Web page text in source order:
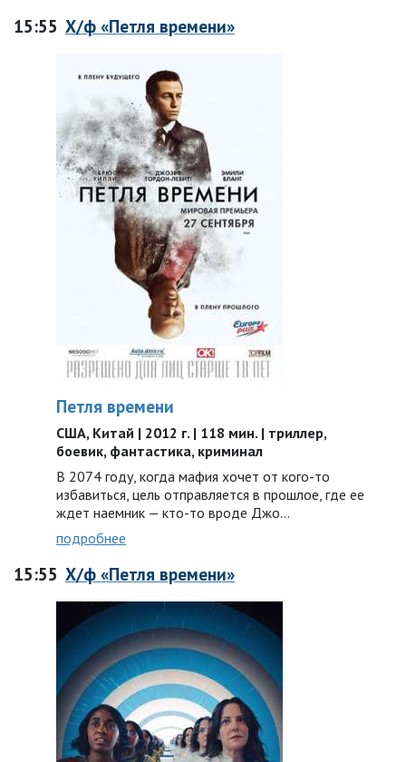
15:55 Х/ф «Петля времени»
Петля времени
США, Китай | 2012 г. | 118 мин. | триллер,
боевик, фантастика, криминал
В 2074 году, когда мафия хочет от кого-то
избавиться, цель отправляется в прошлое, где ее
ждет наемник — кто-то вроде Джо…
подробнее
15:55 Х/ф «Петля времени»